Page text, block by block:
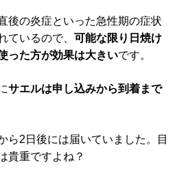
後の炎症といった急性期の症状
ているので、 可能な限り日焼け
った方が効果は大きいです。
サエルは申し込みから到着まで
ら2日後には届いていました。目
貴重ですよね？